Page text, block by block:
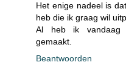
Het enige nadeel is
heb die ik graag wil
Al heb ik vandaag
gemaakt.
Beantwoorden